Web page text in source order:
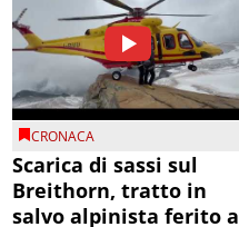
CRONACA
Scarica di sassi sul
Breithorn, tratto in
salvo alpinista ferito a